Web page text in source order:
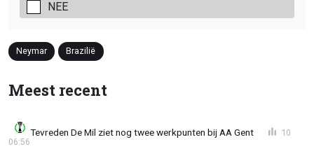
NEE
Neymar Brazilië
Meest recent
Tevreden De Mil ziet nog twee werkpunten bij AA Gent
06:56
10